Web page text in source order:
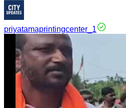
priyatamaprintingcenter_1